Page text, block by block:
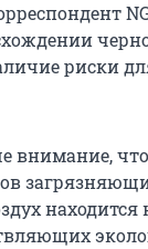
риски
внимание, что
находится